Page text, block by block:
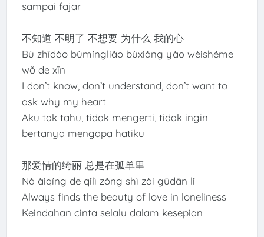
sampai fajar
不知道 不明了 不想要 为什么 我的心
Bù zhīdào bùmíngliǎo bùxiǎng yào wèishéme
wǒ de xīn
I don’t know, don’t understand, don’t want to
ask why my heart
Aku tak tahu, tidak mengerti, tidak ingin
bertanya mengapa hatiku
那爱情的绮丽 总是在孤单里
Nà àiqíng de qǐlì zǒng shì zài gūdān lǐ
Always finds the beauty of love in loneliness
Keindahan cinta selalu dalam kesepian